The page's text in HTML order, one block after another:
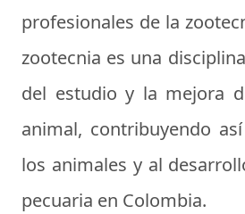
profesionales de la
zootecnia es una
del estudio y la mejora
animal, contribuyendo
los animales y al
pecuaria en Colombia.